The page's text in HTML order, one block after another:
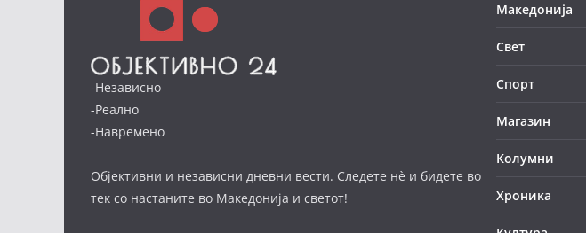
-Независно
-Реално
-Навремено
Објективни и независни дневни вести. Следете нè и бидете во
тек со настаните во Македонија и светот!
Македонија
Свет
Спорт
Магазин
Колумни
Хроника